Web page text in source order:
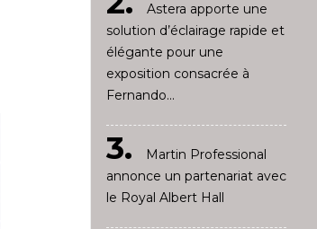
Astera apporte une
solution d’éclairage rapide et
élégante pour une
exposition consacrée à
Fernando...
Martin Professional
annonce un partenariat avec
le Royal Albert Hall